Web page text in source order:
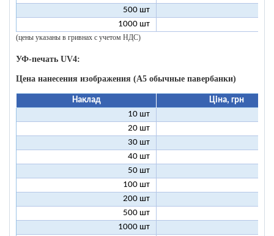
500 шт
1000 шт
(цены указаны в гривнах с учетом НДС)
УФ-печать UV4:
Цена нанесения изображения (А5 обычные павербанки)
Наклад
Ціна, грн
10 шт
20 шт
30 шт
40 шт
50 шт
100 шт
200 шт
500 шт
1000 шт